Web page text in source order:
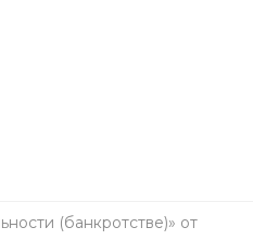
(банкротстве)» от